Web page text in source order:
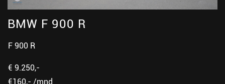
BMW F 900 R
F 900 R
€ 9.250,-
€160,- /mnd